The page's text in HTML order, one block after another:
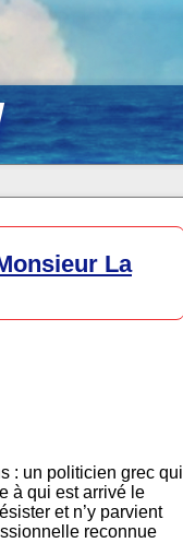
La
: un politicien grec qui
à qui est arrivé le
et n’y parvient
reconnue